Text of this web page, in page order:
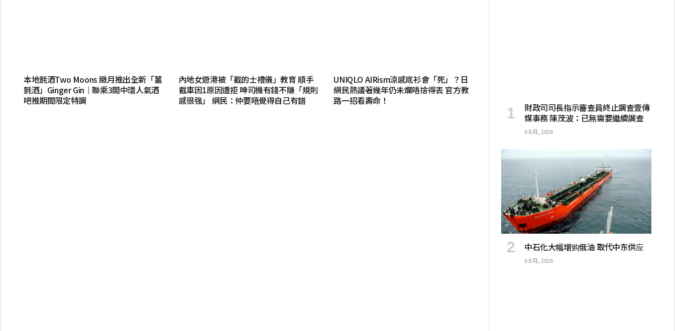
本地氈酒Two Moons 緻月推出全新「薑
氈酒」Ginger Gin｜聯乘3間中環人氣酒
吧推期間限定特調
內地女遊港被「截的士禮儀」教育 順手
截車因1原因遭拒 呻司機有錢不賺「規則
感很強」 網民：仲要唔覺得自己有錯
UNIQLO AIRism涼感底衫會「死」？日
網民熱議著幾年仍未爛唔捨得丟 官方教
路一招看壽命！
財政司司長指示審查員終止調查壹傳
媒事務 陳茂波：已無需要繼續調查
6 8 月, 2026
中石化大幅增购俄油 取代中东供应
6 8 月, 2026